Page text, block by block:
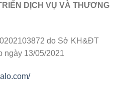
DỊCH VỤ VÀ THƯƠNG
do Sở KH&ĐT
ngày 13/05/2021